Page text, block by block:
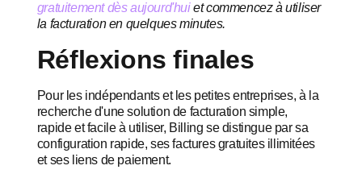
gratuitement dès aujourd'huiet commencez à utiliser
la facturation en quelques minutes.
Réflexions finales
Pour les indépendants et les petites entreprises, à la
recherche d'une solution de facturation simple,
rapide et facile à utiliser, Billing se distingue par sa
configuration rapide, ses factures gratuites illimitées
et ses liens de paiement.